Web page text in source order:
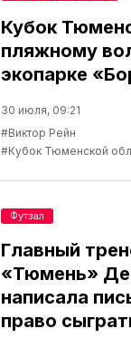
Кубок
пляжному
экопарке
30 июля, 09:21
#Виктор Рейн
#Кубок Тюменской
Главный
«Тюмень»
написала
право
Футзал